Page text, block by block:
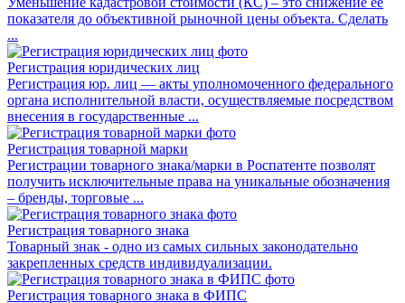
показателя до объективной рыночной цены объекта. Сделать
...
Регистрация юридических лиц
Регистрация юр. лиц — акты уполномоченного федерального
органа исполнительной власти, осуществляемые посредством
внесения в государственные ...
Регистрация товарной марки
Регистрации товарного знака/марки в Роспатенте позволят
получить исключительные права на уникальные обозначения
– бренды, торговые ...
Регистрация товарного знака
Товарный знак - одно из самых сильных законодательно
закрепленных средств индивидуализации.
Регистрация товарного знака в ФИПС